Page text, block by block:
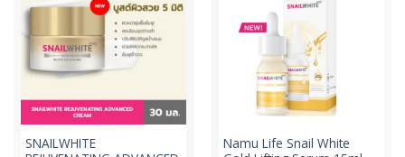
SNAILWHITE
Namu Life Snail White